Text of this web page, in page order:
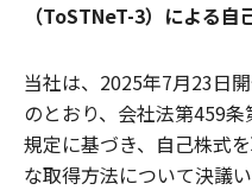
（ToSTNeT-3）による自
当社は、2025年7月23日
のとおり、会社法第459
規定に基づき、自己株式
な取得方法について決議